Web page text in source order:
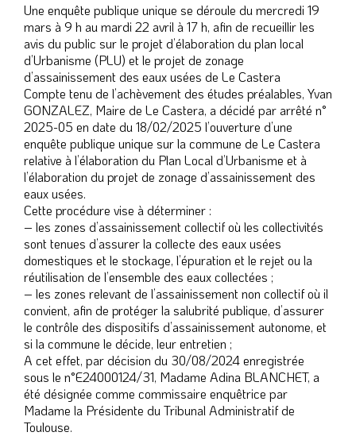
Une enquête publique unique se déroule du mercredi 19
mars à 9 h au mardi 22 avril à 17 h, afin de recueillir les
avis du public sur le projet d’élaboration du plan local
d’Urbanisme (PLU) et le projet de zonage
d’assainissement des eaux usées de Le Castera
Compte tenu de l’achèvement des études préalables, Yvan
GONZALEZ, Maire de Le Castera, a décidé par arrêté n°
2025-05 en date du 18/02/2025 l’ouverture d’une
enquête publique unique sur la commune de Le Castera
relative à l’élaboration du Plan Local d’Urbanisme et à
l’élaboration du projet de zonage d’assainissement des
eaux usées.
Cette procédure vise à déterminer :
– les zones d’assainissement collectif où les collectivités
sont tenues d’assurer la collecte des eaux usées
domestiques et le stockage, l’épuration et le rejet ou la
réutilisation de l’ensemble des eaux collectées ;
– les zones relevant de l’assainissement non collectif où il
convient, afin de protéger la salubrité publique, d’assurer
le contrôle des dispositifs d’assainissement autonome, et
si la commune le décide, leur entretien ;
A cet effet, par décision du 30/08/2024 enregistrée
sous le n°E24000124/31, Madame Adina BLANCHET, a
été désignée comme commissaire enquêtrice par
Madame la Présidente du Tribunal Administratif de
Toulouse.